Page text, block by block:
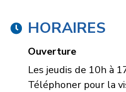
HORAIRES
Ouverture
Les jeudis de 10h à
Téléphoner pour la